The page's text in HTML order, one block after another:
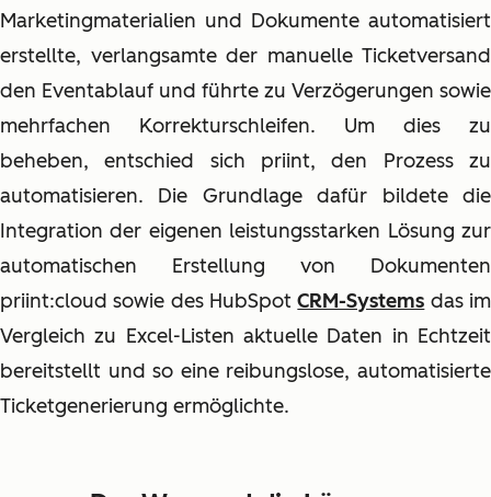
Marketingmaterialien und Dokumente automatisiert
erstellte, verlangsamte der manuelle Ticketversand
den Eventablauf und führte zu Verzögerungen sowie
mehrfachen Korrekturschleifen. Um dies zu
beheben, entschied sich priint, den Prozess zu
automatisieren. Die Grundlage dafür bildete die
Integration der eigenen leistungsstarken Lösung zur
automatischen Erstellung von Dokumenten
priint:cloud sowie des HubSpotCRM-Systems das im
Vergleich zu Excel-Listen aktuelle Daten in Echtzeit
bereitstellt und so eine reibungslose, automatisierte
Ticketgenerierung ermöglichte.